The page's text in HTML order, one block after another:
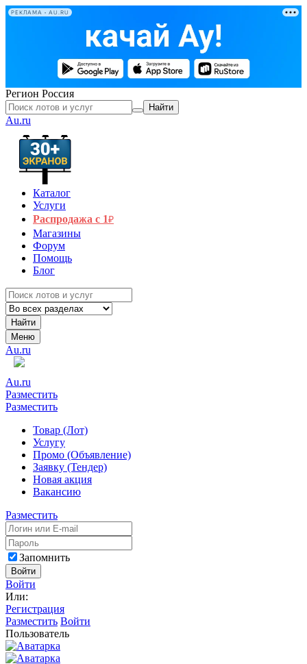
РЕКЛАМА • AU.RU
Регион Россия
Найти
Au.ru
Каталог
Услуги
Распродажа с 1₽
Магазины
Форум
Помощь
Блог
Найти
Меню
Au.ru
Au.ru
Разместить
Разместить
Товар (Лот)
Услугу
Промо (Объявление)
Заявку (Тендер)
Новая акция
Вакансию
Разместить
Запомнить
Войти
Войти
Или:
Регистрация
Разместить Войти
Пользователь